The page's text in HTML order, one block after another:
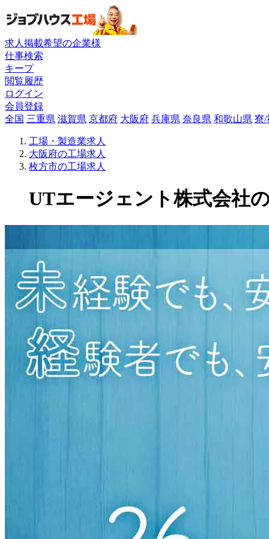
求人掲載希望の企業様
仕事検索
キープ
閲覧履歴
ログイン
会員登録
全国 三重県 滋賀県 京都府 大阪府 兵庫県 奈良県 和歌山県 寮/
工場・製造業求人
大阪府の工場求人
枚方市の工場求人
UTエージェント株式会社